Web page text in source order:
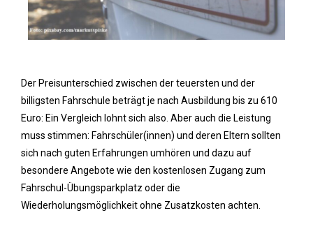
Der Preisunterschied zwischen der teuersten und der
billigsten Fahrschule beträgt je nach Ausbildung bis zu 610
Euro: Ein Vergleich lohnt sich also. Aber auch die Leistung
muss stimmen: Fahrschüler(innen) und deren Eltern sollten
sich nach guten Erfahrungen umhören und dazu auf
besondere Angebote wie den kostenlosen Zugang zum
Fahrschul-Übungsparkplatz oder die
Wiederholungsmöglichkeit ohne Zusatzkosten achten.